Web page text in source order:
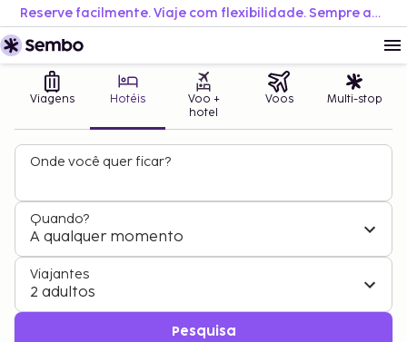
Reserve facilmente. Viaje com flexibilidade. Sempre ao melhor preço.
Viagens Hotéis
Voo +
hotel
Voos Multi-stop
Onde você quer ficar?
Quando?
A qualquer momento
Viajantes
2 adultos
Pesquisa